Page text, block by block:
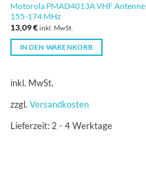
Motorola PMAD4013A VHF Antenne
155-174 MHz
13,09€inkl. MwSt.
IN DEN WARENKORB
inkl. MwSt.
zzgl. Versandkosten
Lieferzeit: 2 - 4 Werktage